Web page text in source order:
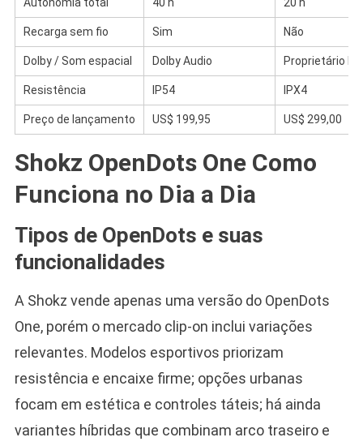
Recarga sem fio Sim Não
Dolby / Som espacial Dolby Audio Proprietário
Resistência IP54 IPX4
Preço de lançamento US$ 199,95 US$ 299,00
Shokz OpenDots One Como
Funciona no Dia a Dia
Tipos de OpenDots e suas
funcionalidades
A Shokz vende apenas uma versão do OpenDots
One, porém o mercado clip-on inclui variações
relevantes. Modelos esportivos priorizam
resistência e encaixe firme; opções urbanas
focam em estética e controles táteis; há ainda
variantes híbridas que combinam arco traseiro e